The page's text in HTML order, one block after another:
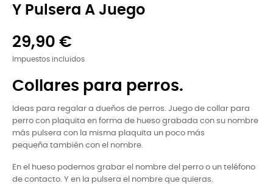
Y Pulsera A Juego
29,90 €
Impuestos incluidos
Collares para perros.
Ideas para regalar a dueños de perros. Juego de collar para
perro con plaquita en forma de hueso grabada con su nombre
más pulsera con la misma plaquita un poco más
pequeña también con el nombre.
En el hueso podemos grabar el nombre del perro o un teléfono
de contacto. Y en la pulsera el nombre que quieras.